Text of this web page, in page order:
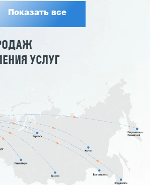
Показать все
УСЛУГ